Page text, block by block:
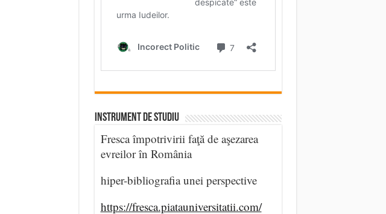
INSTRUMENT DE STUDIU
Fresca împotrivirii faţă de aşezarea
evreilor în România
hiper-bibliografia unei perspective
https://fresca.piatauniversitatii.com/